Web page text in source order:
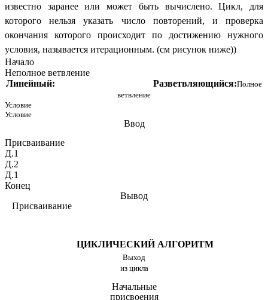
известно заранее или может быть вычислено. Цикл, для
которого нельзя указать число повторений, и проверка
окончания которого происходит по достижению нужного
условия, называется итерационным. (см рисунок ниже))
Начало
Неполное ветвление
Линейный: Разветвляющийся:Полное
ветвление
Условие
Условие
Ввод
Присваивание
Д.1
Д.2
Д.1
Конец
Вывод
Присваивание
ЦИКЛИЧЕСКИЙ АЛГОРИТМ
Выход
из цикла
Начальные
присвоения